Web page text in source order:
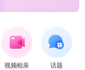
视频相亲 话题